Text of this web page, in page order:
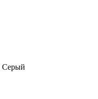
Серый